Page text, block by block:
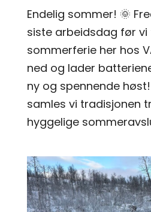
Endelig sommer! 🌞
siste arbeidsdag før
sommerferie her hos
ned og lader
ny og spennende
samles vi tradisjonen
hyggelige